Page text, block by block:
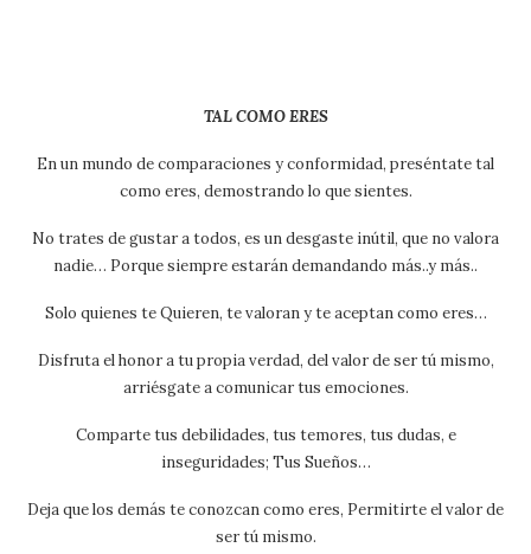
TAL COMO ERES
En un mundo de comparaciones y conformidad, preséntate tal
como eres, demostrando lo que sientes.
No trates de gustar a todos, es un desgaste inútil, que no valora
nadie… Porque siempre estarán demandando más..y más..
Solo quienes te Quieren, te valoran y te aceptan como eres…
Disfruta el honor a tu propia verdad, del valor de ser tú mismo,
arriésgate a comunicar tus emociones.
Comparte tus debilidades, tus temores, tus dudas, e
inseguridades; Tus Sueños…
Deja que los demás te conozcan como eres, Permitirte el valor de
ser tú mismo.